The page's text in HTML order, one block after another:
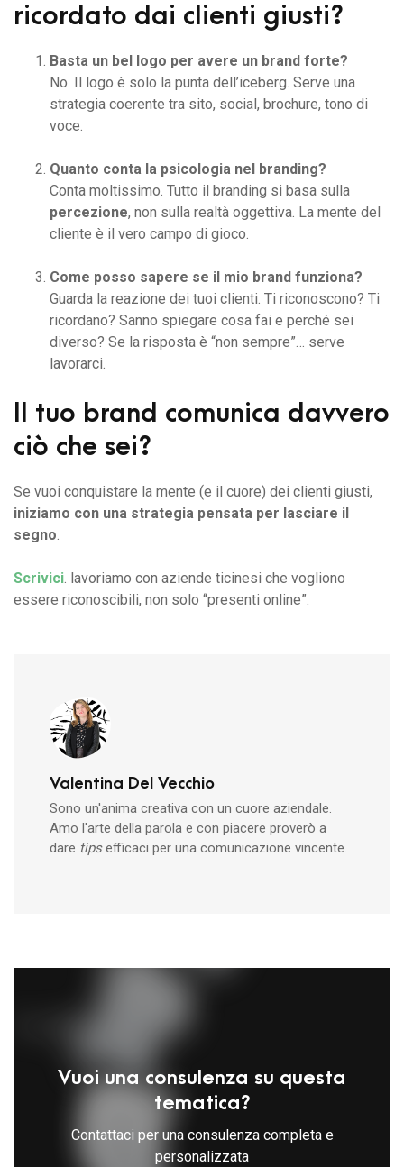
ricordato dai clienti giusti?
Basta un bel logo per avere un brand forte?
No. Il logo è solo la punta dell’iceberg. Serve una
strategia coerente tra sito, social, brochure, tono di
voce.
Quanto conta la psicologia nel branding?
Conta moltissimo. Tutto il branding si basa sulla
percezione, non sulla realtà oggettiva. La mente del
cliente è il vero campo di gioco.
Come posso sapere se il mio brand funziona?
Guarda la reazione dei tuoi clienti. Ti riconoscono? Ti
ricordano? Sanno spiegare cosa fai e perché sei
diverso? Se la risposta è “non sempre”… serve
lavorarci.
Il tuo brand comunica davvero
ciò che sei?
Se vuoi conquistare la mente (e il cuore) dei clienti giusti,
iniziamo con una strategia pensata per lasciare il
segno.
Scrivici. lavoriamo con aziende ticinesi che vogliono
essere riconoscibili, non solo “presenti online”.
Valentina Del Vecchio
Sono un'anima creativa con un cuore aziendale.
Amo l'arte della parola e con piacere proverò a
dare tipsefficaci per una comunicazione vincente.
Vuoi una consulenza su questa
tematica?
Contattaci per una consulenza completa e
personalizzata